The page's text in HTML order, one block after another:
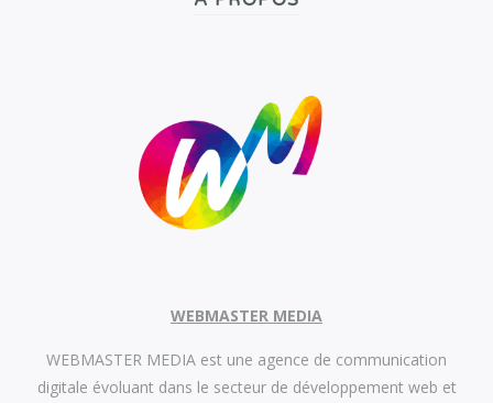
WEBMASTER MEDIA
WEBMASTER MEDIA est une agence de communication
digitale évoluant dans le secteur de développement web et